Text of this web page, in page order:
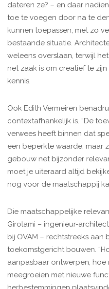
dateren ze? – en daar
toe te voegen door na te
kunnen toepassen, met zo
bestaande situatie.
weleens overslaan, terwijl
net zaak is om creatief te
kennis.
Ook Edith Vermeiren
contextafhankelijk is. “De
verwees heeft binnen dat
een beperkte waarde, maar
gebouw net bijzonder
moet je uiteraard altijd
nog voor de maatschappij
Die maatschappelijke
Girolami – ingenieur-
bij OVAM – rechtstreeks aan
toekomstgericht bouwen.
aanpasbaar ontwerpen, hoe
meegroeien met nieuwe